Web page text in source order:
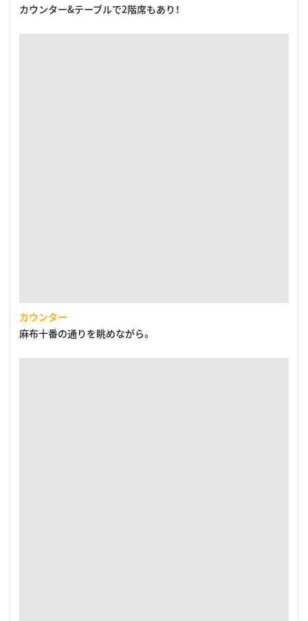
カウンター&テーブルで2階席もあり！
カウンター
麻布十番の通りを眺めながら。